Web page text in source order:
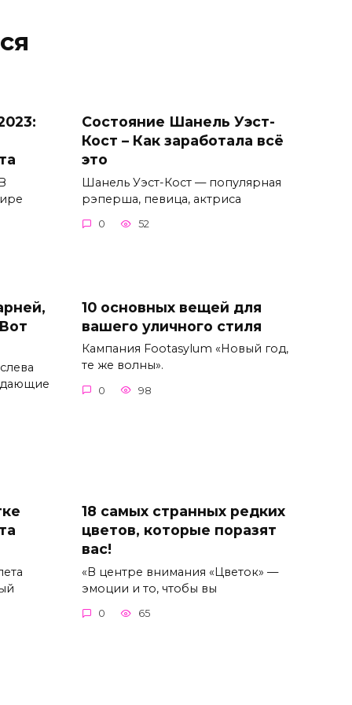
Состояние Шанель Уэст-
Кост – Как заработала всё
это
Шанель Уэст-Кост — популярная
рэперша, певица, актриса
0 52
10 основных вещей для
вашего уличного стиля
Кампания Footasylum «Новый год,
те же волны».
0 98
18 самых странных редких
цветов, которые поразят
вас!
«В центре внимания «Цветок» —
эмоции и то, чтобы вы
0 65